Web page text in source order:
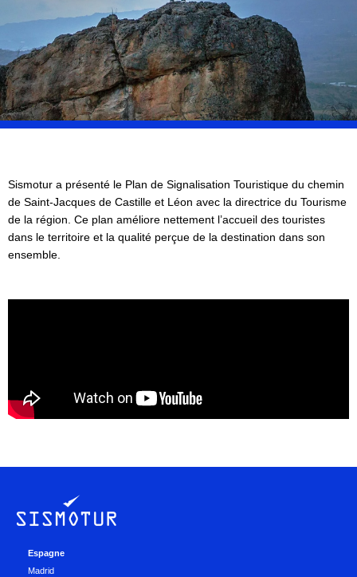
Sismotur a présenté le Plan de Signalisation Touristique du chemin
de Saint-Jacques de Castille et Léon avec la directrice du Tourisme
de la région. Ce plan améliore nettement l’accueil des touristes
dans le territoire et la qualité perçue de la destination dans son
ensemble.
Espagne
Madrid